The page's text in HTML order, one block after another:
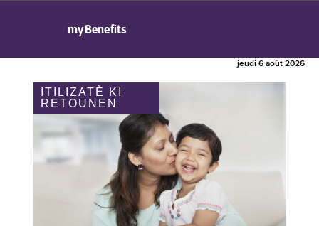
myBenefits
jeudi 6 août 2026
ITILIZATÈ KI
RETOUNEN